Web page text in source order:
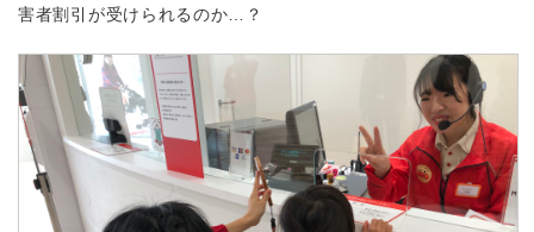
害者割引が受けられるのか…？